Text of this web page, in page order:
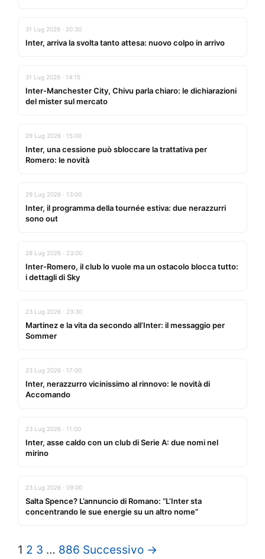
31 Lug 2026 · 20:30
Inter, arriva la svolta tanto attesa: nuovo colpo in arrivo
31 Lug 2026 · 14:15
Inter-Manchester City, Chivu parla chiaro: le dichiarazioni
del mister sul mercato
29 Lug 2026 · 15:00
Inter, una cessione può sbloccare la trattativa per
Romero: le novità
29 Lug 2026 · 13:00
Inter, il programma della tournée estiva: due nerazzurri
sono out
28 Lug 2026 · 23:00
Inter-Romero, il club lo vuole ma un ostacolo blocca tutto:
i dettagli di Sky
23 Lug 2026 · 23:30
Martinez e la vita da secondo all’Inter: il messaggio per
Sommer
23 Lug 2026 · 17:00
Inter, nerazzurro vicinissimo al rinnovo: le novità di
Accomando
23 Lug 2026 · 11:00
Inter, asse caldo con un club di Serie A: due nomi nel
mirino
23 Lug 2026 · 09:00
Salta Spence? L’annuncio di Romano: “L’Inter sta
concentrando le sue energie su un altro nome”
1 2 3 … 886 Successivo →